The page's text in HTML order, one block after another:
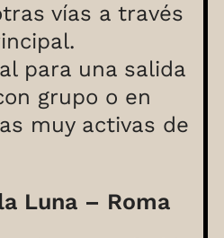
vías a través
para una salida
grupo o en
muy activas de
Luna – Roma